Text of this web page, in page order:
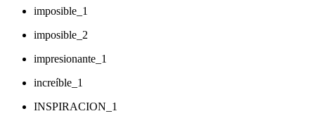
imposible_1
imposible_2
impresionante_1
increíble_1
INSPIRACION_1